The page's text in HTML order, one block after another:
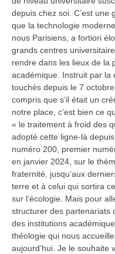
depuis chez soi. C’est une
que la technologie
nous Parisiens, a fortiori
grands centres
rendre dans les lieux de la
académique. Instruit par la
touchés depuis le 7 octobre
compris que s’il était un
notre place, c’est bien ce
« le traitement à froid des
adopté cette ligne-là
numéro 200, premier
en janvier 2024, sur le
fraternité, jusqu’aux
terre et à celui qui sortira
sur l’écologie. Mais pour
structurer des partenariats
des institutions
théologie qui nous accueille
aujourd’hui. Je le souhaite